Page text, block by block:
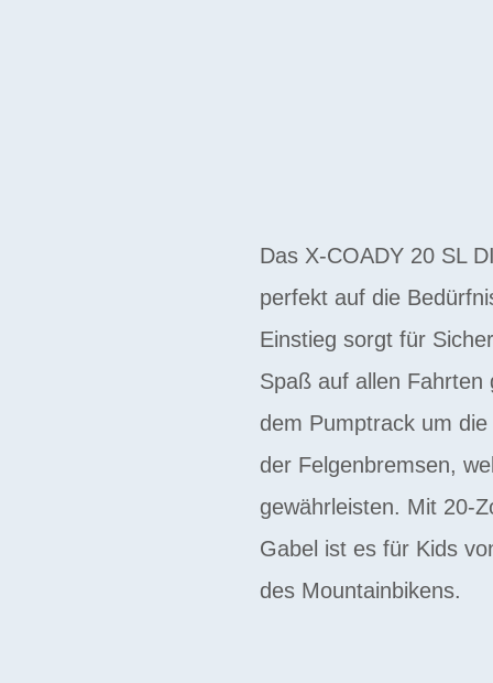
Das X-COADY 20 SL
perfekt auf die
Einstieg sorgt für
Spaß auf allen Fahrten
dem Pumptrack um
der Felgenbremsen,
gewährleisten. Mit 20-
Gabel ist es für Kids
des Mountainbikens.